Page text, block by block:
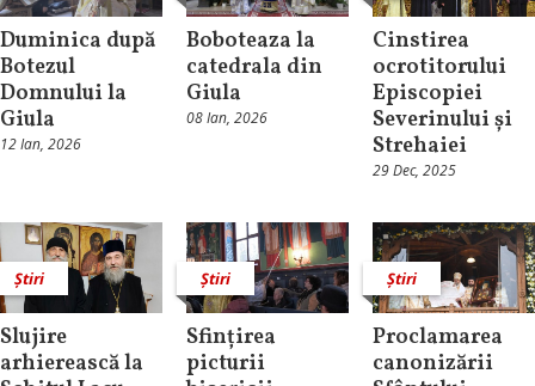
Duminica după
Botezul
Domnului la
Giula
12 Ian, 2026
Boboteaza la
catedrala din
Giula
08 Ian, 2026
Cinstirea
ocrotitorului
Episcopiei
Severinului și
Strehaiei
29 Dec, 2025
Știri
Slujire
arhierească la
Știri
Sfințirea
picturii
Știri
Proclamarea
canonizării